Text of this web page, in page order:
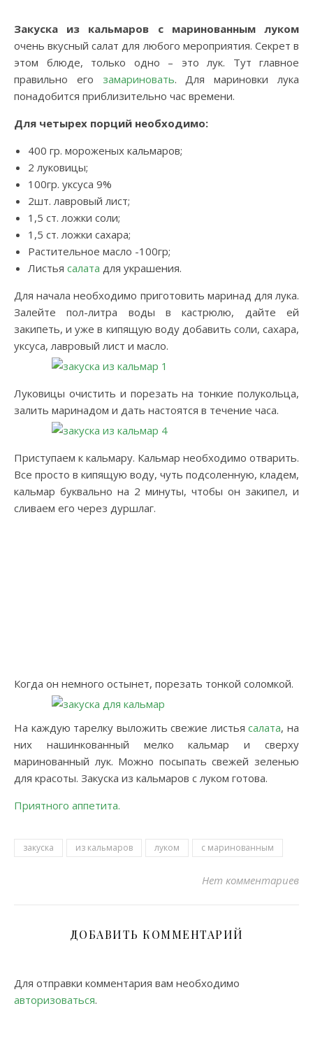
Закуска из кальмаров с маринованным луком
очень вкусный салат для любого мероприятия. Секрет в
этом блюде, только одно – это лук. Тут главное
правильно его замариновать. Для мариновки лука
понадобится приблизительно час времени.
Для четырех порций необходимо:
400 гр. мороженых кальмаров;
2 луковицы;
100гр. уксуса 9%
2шт. лавровый лист;
1,5 ст. ложки соли;
1,5 ст. ложки сахара;
Растительное масло -100гр;
Листья салата для украшения.
Для начала необходимо приготовить маринад для лука.
Залейте пол-литра воды в кастрюлю, дайте ей
закипеть, и уже в кипящую воду добавить соли, сахара,
уксуса, лавровый лист и масло.
Луковицы очистить и порезать на тонкие полукольца,
залить маринадом и дать настоятся в течение часа.
Приступаем к кальмару. Кальмар необходимо отварить.
Все просто в кипящую воду, чуть подсоленную, кладем,
кальмар буквально на 2 минуты, чтобы он закипел, и
сливаем его через дуршлаг.
Когда он немного остынет, порезать тонкой соломкой.
На каждую тарелку выложить свежие листьясалата, на
них нашинкованный мелко кальмар и сверху
маринованный лук. Можно посыпать свежей зеленью
для красоты. Закуска из кальмаров с луком готова.
Приятного аппетита.
закуска из кальмаров луком с маринованным
Нет комментариев
ДОБАВИТЬ КОММЕНТАРИЙ
Для отправки комментария вам необходимо
авторизоваться.